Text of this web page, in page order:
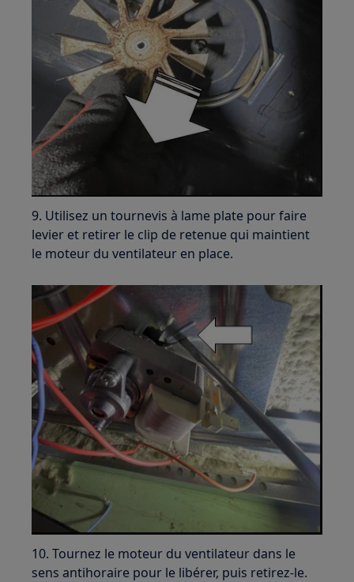
9. Utilisez un tournevis à lame plate pour faire
levier et retirer le clip de retenue qui maintient
le moteur du ventilateur en place.
10. Tournez le moteur du ventilateur dans le
sens antihoraire pour le libérer, puis retirez-le.